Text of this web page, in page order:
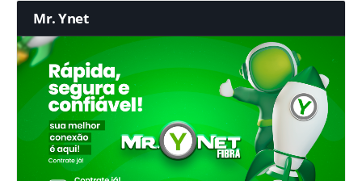
Mr. Ynet